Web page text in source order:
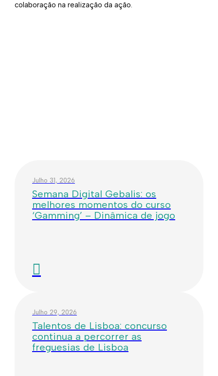
colaboração na realização da ação.
Julho 31, 2026
Semana Digital Gebalis: os
melhores momentos do curso
‘Gamming’ – Dinâmica de jogo
Julho 29, 2026
Talentos de Lisboa: concurso
continua a percorrer as
freguesias de Lisboa